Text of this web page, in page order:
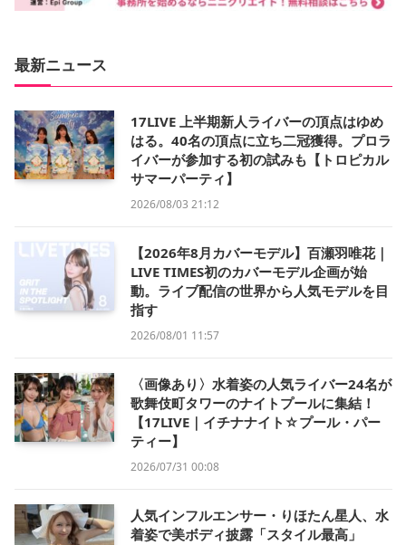
最新ニュース
17LIVE 上半期新人ライバーの頂点はゆめ
はる。40名の頂点に立ち二冠獲得。プロラ
イバーが参加する初の試みも【トロピカル
サマーパーティ】
2026/08/03 21:12
【2026年8月カバーモデル】百瀬羽唯花｜
LIVE TIMES初のカバーモデル企画が始
動。ライブ配信の世界から人気モデルを目
指す
2026/08/01 11:57
〈画像あり〉水着姿の人気ライバー24名が
歌舞伎町タワーのナイトプールに集結！
【17LIVE｜イチナナイト☆プール・パー
ティー】
2026/07/31 00:08
人気インフルエンサー・りほたん星人、水
着姿で美ボディ披露「スタイル最高」